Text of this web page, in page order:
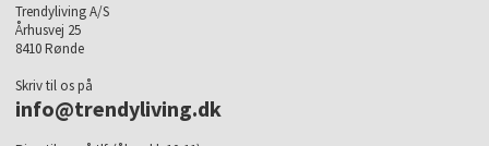
Trendyliving A/S
Århusvej 25
8410 Rønde
Skriv til os på
info@trendyliving.dk